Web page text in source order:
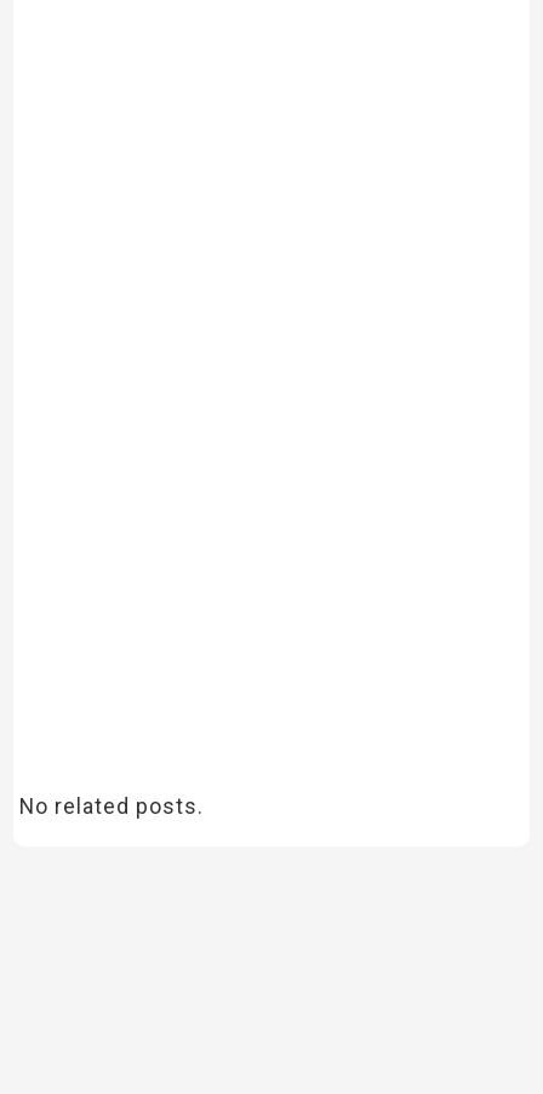
No related posts.